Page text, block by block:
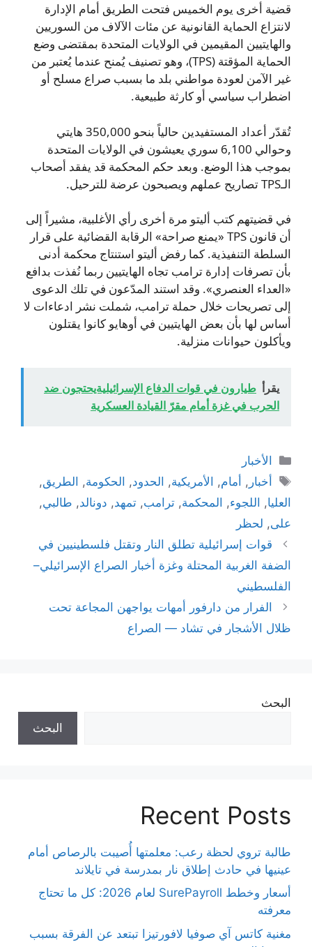
قضية أخرى يوم الخميس فتحت الطريق أمام الإدارة
لانتزاع الحماية القانونية عن مئات الآلاف من السوريين
والهايتيين المقيمين في الولايات المتحدة بمقتضى وضع
الحماية المؤقتة (TPS)، وهو تصنيف يُمنح عندما يُعتبر من
غير الآمن لعودة مواطني بلد ما بسبب صراع مسلح أو
اضطراب سياسي أو كارثة طبيعية.
تُقدّر أعداد المستفيدين حالياً بنحو 350,000 هايتي
وحوالي 6,100 سوري يعيشون في الولايات المتحدة
بموجب هذا الوضع. وبعد حكم المحكمة قد يفقد أصحاب
الـTPS تصاريح عملهم ويصبحون عرضة للترحيل.
في قضيتهم كتب أليتو مرة أخرى رأي الأغلبية، مشيراً إلى
أن قانون TPS «يمنع صراحة» الرقابة القضائية على قرار
السلطة التنفيذية. كما رفض أليتو استنتاج محكمة أدنى
بأن تصرفات إدارة ترامب تجاه الهايتيين ربما نُفذت بدافع
«العداء العنصري». وقد استند المدّعون في تلك الدعوى
إلى تصريحات خلال حملة ترامب، شملت نشر ادعاءات لا
أساس لها بأن بعض الهايتيين في أوهايو كانوا يقتلون
ويأكلون حيوانات منزلية.
يقرأ طيارون في قوات الدفاع الإسرائيليةيحتجون ضد
الحرب في غزة أمام مقرّ القيادة العسكرية
التصنيفات
الأخبار
الوسوم
أخبار , أمام, الأمريكية, الحدود, الحكومة, الطريق,
العليا, اللجوء, المحكمة, ترامب, تمهد, دونالد, طالبي,
على, لحظر
قوات إسرائيلية تطلق النار وتقتل فلسطينيين في
الضفة الغربية المحتلة وغزة أخبار الصراع الإسرائيلي–
الفلسطيني
الفرار من دارفور أمهات يواجهن المجاعة تحت
ظلال الأشجار في تشاد — الصراع
البحث
البحث
Recent Posts
طالبة تروي لحظة رعب: معلمتها أُصيبت بالرصاص أمام
عينيها في حادث إطلاق نار بمدرسة في تايلاند
أسعار وخطط SurePayroll لعام 2026: كل ما تحتاج
معرفته
مغنية كاتس آي صوفيا لافورتيزا تبتعد عن الفرقة بسبب